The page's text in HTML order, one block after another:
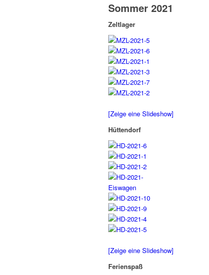
Sommer 2021
Zeltlager
[Zeige eine Slideshow]
Hüttendorf
[Zeige eine Slideshow]
Ferienspaß